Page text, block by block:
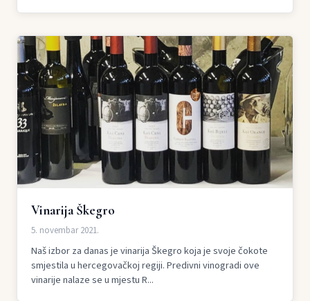
Vinarija Škegro
5. novembar 2021.
Naš izbor za danas je vinarija Škegro koja je svoje čokote
smjestila u hercegovačkoj regiji. Predivni vinogradi ove
vinarije nalaze se u mjestu R...